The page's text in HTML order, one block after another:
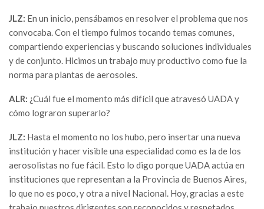
JLZ: En un inicio, pensábamos en resolver el problema que nos
convocaba. Con el tiempo fuimos tocando temas comunes,
compartiendo experiencias y buscando soluciones individuales
y de conjunto. Hicimos un trabajo muy productivo como fue la
norma para plantas de aerosoles.
ALR: ¿Cuál fue el momento más difícil que atravesó UADA y
cómo lograron superarlo?
JLZ: Hasta el momento no los hubo, pero insertar una nueva
institución y hacer visible una especialidad como es la de los
aerosolistas no fue fácil. Esto lo digo porque UADA actúa en
instituciones que representan a la Provincia de Buenos Aires,
lo que no es poco, y otra a nivel Nacional. Hoy, gracias a este